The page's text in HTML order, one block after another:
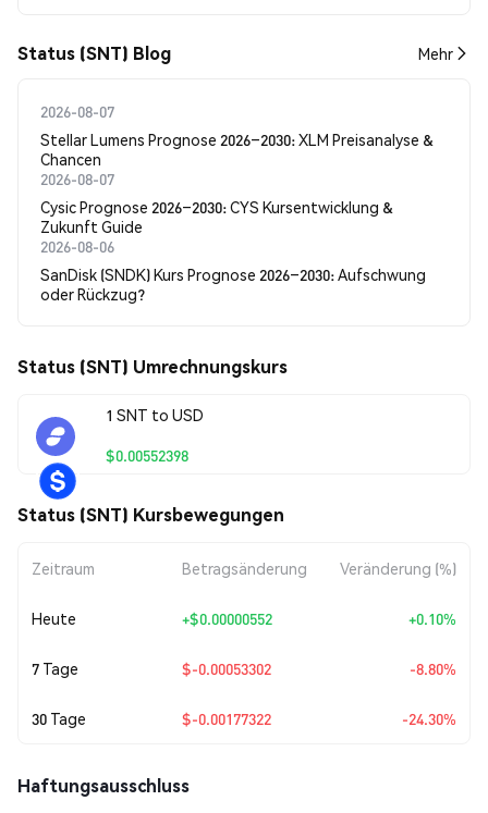
Status (SNT) Blog Mehr
2026-08-07
Stellar Lumens Prognose 2026–2030: XLM Preisanalyse &
Chancen
2026-08-07
Cysic Prognose 2026–2030: CYS Kursentwicklung &
Zukunft Guide
2026-08-06
SanDisk (SNDK) Kurs Prognose 2026–2030: Aufschwung
oder Rückzug?
Status (SNT) Umrechnungskurs
1 SNT to USD
$0.00552398
Status (SNT) Kursbewegungen
Zeitraum Betragsänderung Veränderung (%)
Heute +$0.00000552 +0.10%
7 Tage $-0.00053302 -8.80%
30 Tage $-0.00177322 -24.30%
Haftungsausschluss